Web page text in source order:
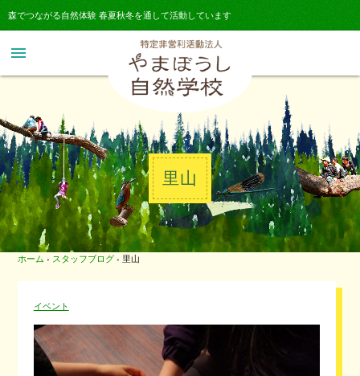
森でつながる自然体験 春夏秋冬を通して活動しています
menu
里山
ホーム › スタッフブログ › 里山
イベント